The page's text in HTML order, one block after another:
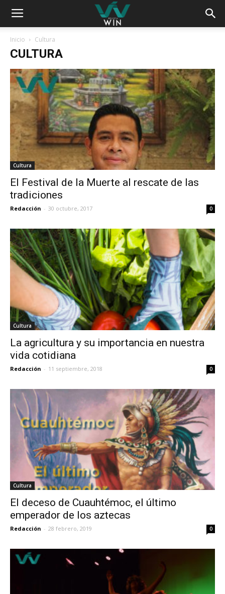
Inicio Cultura
CULTURA
Cultura
El Festival de la Muerte al rescate de las
tradiciones
Redacción - 30 octubre, 2017 0
Cultura
La agricultura y su importancia en nuestra
vida cotidiana
Redacción - 11 septiembre, 2018 0
Cultura
El deceso de Cuauhtémoc, el último
emperador de los aztecas
Redacción - 28 febrero, 2019 0